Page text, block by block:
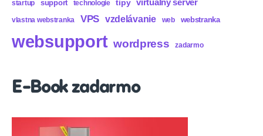
startup support technologie tipy virtualny server
vlastna webstranka VPS vzdelávanie web webstranka
websupport wordpress zadarmo
E-Book zadarmo